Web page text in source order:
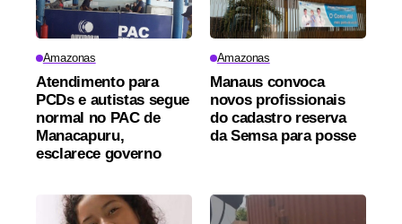
Amazonas
Atendimento para
PCDs e autistas segue
normal no PAC de
Manacapuru,
esclarece governo
Amazonas
Manaus convoca
novos profissionais
do cadastro reserva
da Semsa para posse